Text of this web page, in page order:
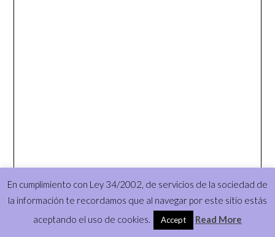
En cumplimiento con Ley 34/2002, de servicios de la sociedad de
la información te recordamos que al navegar por este sitio estás
aceptando el uso de cookies.
Accept Read More